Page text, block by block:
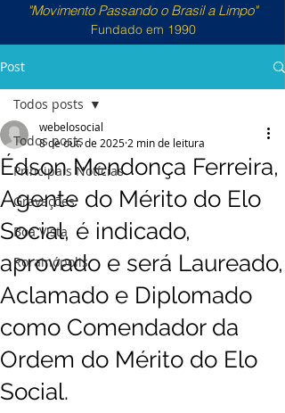
"Movimento Passando o Brasil a Limpo"
Fundado em 1990
Post
Todos posts
Principais Notícias
Gravações
Boa Vista
Rorainópolis
Todos posts
Édson Mendonça Ferreira,
Agente do Mérito do Elo
Social, é indicado,
aprovado e será Laureado,
Aclamado e Diplomado
como Comendador da
Ordem do Mérito do Elo
Social.
webelosocial
8 de out. de 2025 2 min de leitura